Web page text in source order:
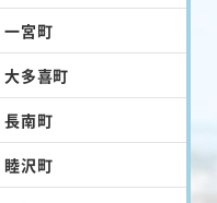
一宮町
大多喜町
長南町
睦沢町